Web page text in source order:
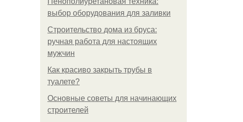
выбор оборудования для заливки
Строительство дома из бруса:
ручная работа для настоящих
мужчин
Как красиво закрыть трубы в
туалете?
Основные советы для начинающих
строителей